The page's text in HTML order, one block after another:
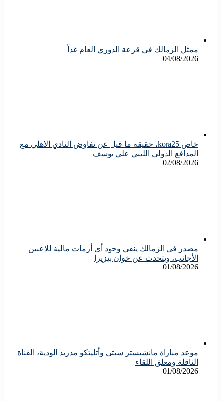
ممثل الزمالك في قرعة الدوري العام غداً
04/08/2026
خاص kora25، حقيقة ما قيل عن تفاوض النادي الاهلي مع
المدافع الدولي الليبي علي يوسف
02/08/2026
مصدر فى الزمالك ينفي وجود أى أزمات مالية للاعبين
الأجانب، ويتحدث عن خوان بيزيرا
01/08/2026
موعد مباراة مانشيستر سيتي وأتليتكو مدريد الودية، القناة
الناقلة ومعلق اللقاء
01/08/2026